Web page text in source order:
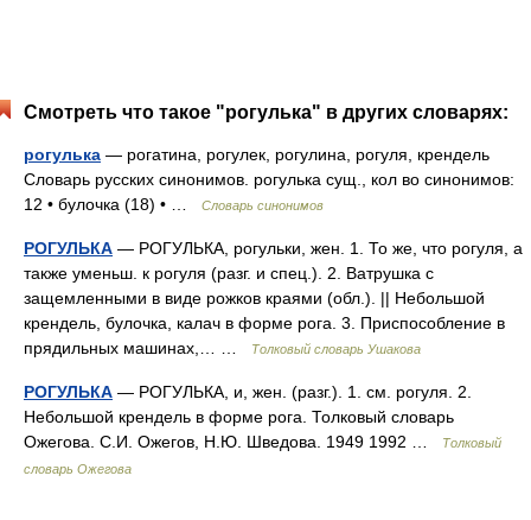
Смотреть что такое "рогулька" в других словарях:
рогулька — рогатина, рогулек, рогулина, рогуля, крендель
Словарь русских синонимов. рогулька сущ., кол во синонимов:
12 • булочка (18) • …
Словарь синонимов
РОГУЛЬКА — РОГУЛЬКА, рогульки, жен. 1. То же, что рогуля, а
также уменьш. к рогуля (разг. и спец.). 2. Ватрушка с
защемленными в виде рожков краями (обл.). || Небольшой
крендель, булочка, калач в форме рога. 3. Приспособление в
прядильных машинах,… …
Толковый словарь Ушакова
РОГУЛЬКА — РОГУЛЬКА, и, жен. (разг.). 1. см. рогуля. 2.
Небольшой крендель в форме рога. Толковый словарь
Ожегова. С.И. Ожегов, Н.Ю. Шведова. 1949 1992 …
Толковый
словарь Ожегова